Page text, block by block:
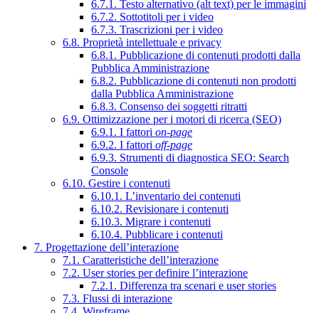
6.7.1. Testo alternativo (alt text) per le immagini
6.7.2. Sottotitoli per i video
6.7.3. Trascrizioni per i video
6.8. Proprietà intellettuale e privacy
6.8.1. Pubblicazione di contenuti prodotti dalla
Pubblica Amministrazione
6.8.2. Pubblicazione di contenuti non prodotti
dalla Pubblica Amministrazione
6.8.3. Consenso dei soggetti ritratti
6.9. Ottimizzazione per i motori di ricerca (SEO)
6.9.1. I fattori on-page
6.9.2. I fattori off-page
6.9.3. Strumenti di diagnostica SEO: Search
Console
6.10. Gestire i contenuti
6.10.1. L’inventario dei contenuti
6.10.2. Revisionare i contenuti
6.10.3. Migrare i contenuti
6.10.4. Pubblicare i contenuti
7. Progettazione dell’interazione
7.1. Caratteristiche dell’interazione
7.2. User stories per definire l’interazione
7.2.1. Differenza tra scenari e user stories
7.3. Flussi di interazione